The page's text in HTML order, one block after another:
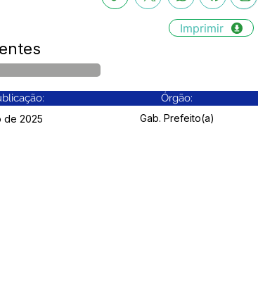
Imprimir
Órgão:
de 2025 Gab. Prefeito(a)